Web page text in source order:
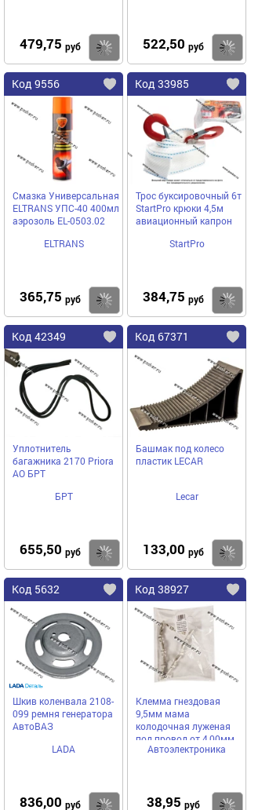
479,75 руб Купить
522,50 руб
Код 9556
Смазка Универсальная
ELTRANS УПС-40 400мл
аэрозоль EL-0503.02
ELTRANS
365,75 руб Купить
Код 33985
Трос буксировочный 6т
StartPro крюки 4,5м
авиационный капрон
StartPro
384,75 руб
Код 42349
Уплотнитель
багажника 2170 Priora
АО БРТ
БРТ
655,50 руб Купить
Код 67371
Башмак под колесо
пластик LECAR
Lecar
133,00 руб
Код 5632
Шкив коленвала 2108-
099 ремня генератора
АвтоВАЗ
LADA
836,00 руб Купить
Код 38927
Клемма гнездовая
9,5мм мама
колодочная луженая
под провод от 4,00мм
до 6,00мм
Автоэлектроника
38,95 руб